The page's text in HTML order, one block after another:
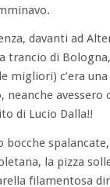
davanti ad
trancio di
migliori) c’era
neanche avessero
di Lucio Dalla!!
bocche
la pizza
filamentosa